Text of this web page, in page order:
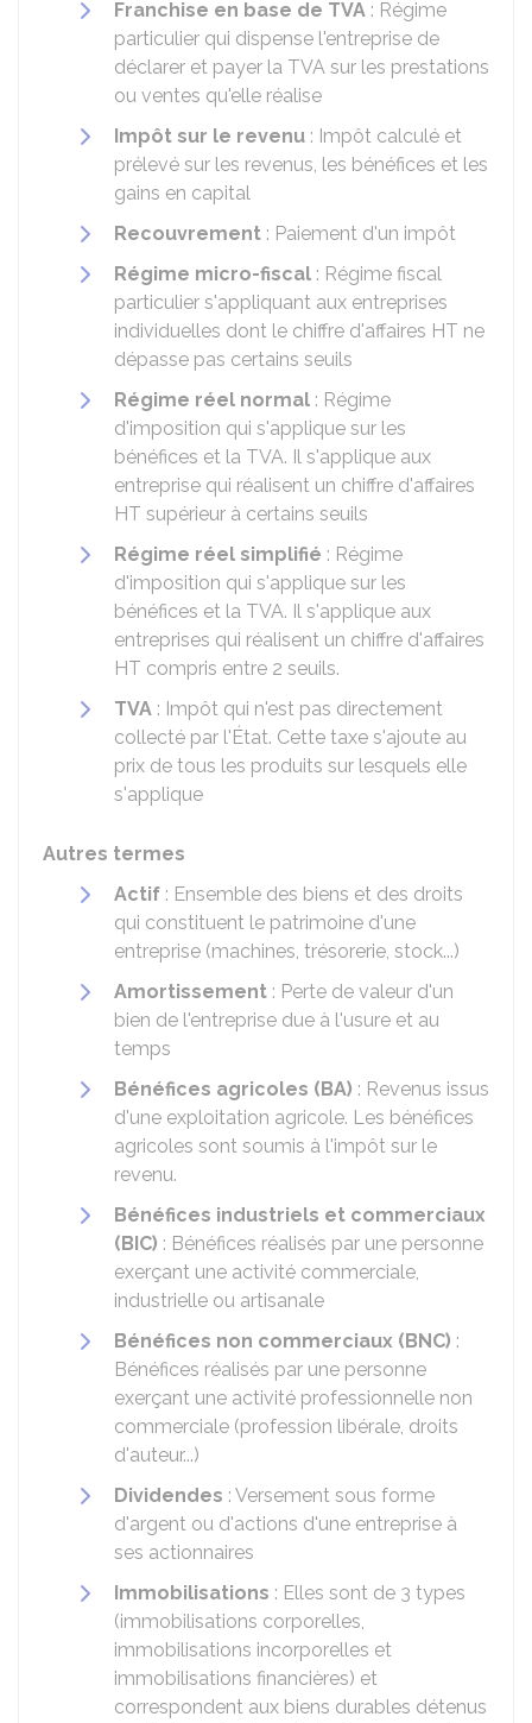
Franchise en base de TVA : Régime
particulier qui dispense l'entreprise de
déclarer et payer la TVA sur les prestations
ou ventes qu'elle réalise
Impôt sur le revenu : Impôt calculé et
prélevé sur les revenus, les bénéfices et les
gains en capital
Recouvrement : Paiement d'un impôt
Régime micro-fiscal : Régime fiscal
particulier s'appliquant aux entreprises
individuelles dont le chiffre d'affaires HT ne
dépasse pas certains seuils
Régime réel normal : Régime
d'imposition qui s'applique sur les
bénéfices et la TVA. Il s'applique aux
entreprise qui réalisent un chiffre d'affaires
HT supérieur à certains seuils
Régime réel simplifié : Régime
d'imposition qui s'applique sur les
bénéfices et la TVA. Il s'applique aux
entreprises qui réalisent un chiffre d'affaires
HT compris entre 2 seuils.
TVA : Impôt qui n'est pas directement
collecté par l'État. Cette taxe s'ajoute au
prix de tous les produits sur lesquels elle
s'applique
Autres termes
Actif : Ensemble des biens et des droits
qui constituent le patrimoine d'une
entreprise (machines, trésorerie, stock...)
Amortissement : Perte de valeur d'un
bien de l'entreprise due à l'usure et au
temps
Bénéfices agricoles (BA) : Revenus issus
d'une exploitation agricole. Les bénéfices
agricoles sont soumis à l'impôt sur le
revenu.
Bénéfices industriels et commerciaux
(BIC) : Bénéfices réalisés par une personne
exerçant une activité commerciale,
industrielle ou artisanale
Bénéfices non commerciaux (BNC) :
Bénéfices réalisés par une personne
exerçant une activité professionnelle non
commerciale (profession libérale, droits
d'auteur...)
Dividendes : Versement sous forme
d'argent ou d'actions d'une entreprise à
ses actionnaires
Immobilisations : Elles sont de 3 types
(immobilisations corporelles,
immobilisations incorporelles et
immobilisations financières) et
correspondent aux biens durables détenus